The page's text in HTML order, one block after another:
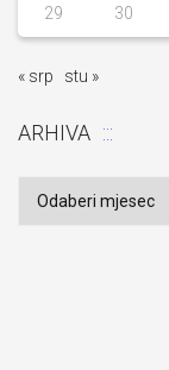
29 30
« srp stu »
ARHIVA
Arhiva